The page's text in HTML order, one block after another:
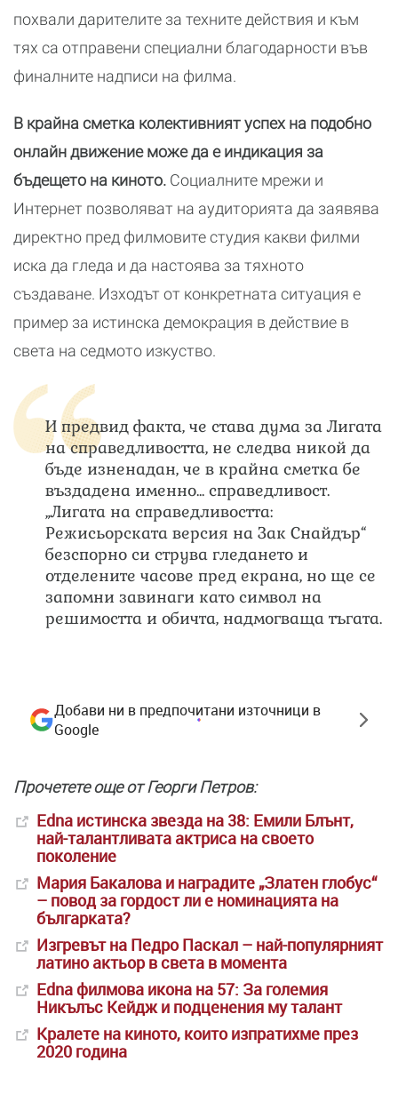
похвали дарителите за техните действия и към
тях са отправени специални благодарности във
финалните надписи на филма.
В крайна сметка колективният успех на подобно
онлайн движение може да е индикация за
бъдещето на киното. Социалните мрежи и
Интернет позволяват на аудиторията да заявява
директно пред филмовите студия какви филми
иска да гледа и да настоява за тяхното
създаване. Изходът от конкретната ситуация е
пример за истинска демокрация в действие в
света на седмото изкуство.
И предвид факта, че става дума за Лигата
на справедливостта, не следва никой да
бъде изненадан, че в крайна сметка бе
въздадена именно... справедливост.
„Лигата на справедливостта:
Режисьорската версия на Зак Снайдър“
безспорно си струва гледането и
отделените часове пред екрана, но ще се
запомни завинаги като символ на
решимостта и обичта, надмогваща тъгата.
Добави ни в предпочитани източници в
Google
Прочетете още от Георги Петров:
Edna истинска звезда на 38: Емили Блънт,
най-талантливата актриса на своето
поколение
Мария Бакалова и наградите „Златен глобус“
– повод за гордост ли е номинацията на
българката?
Изгревът на Педро Паскал – най-популярният
латино актьор в света в момента
Edna филмова икона на 57: За големия
Никълъс Кейдж и подценения му талант
Кралете на киното, които изпратихме през
2020 година